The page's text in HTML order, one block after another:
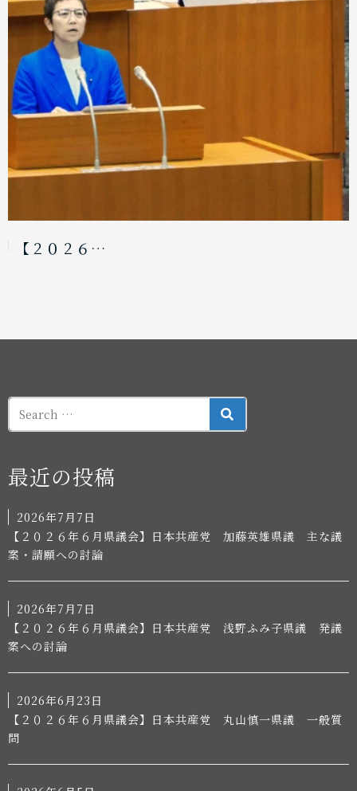
【２０２６…
SEARCH
最近の投稿
2026年7月7日
【２０２６年６月県議会】日本共産党 加藤英雄県議 主な議
案・請願への討論
2026年7月7日
【２０２６年６月県議会】日本共産党 浅野ふみ子県議 発議
案への討論
2026年6月23日
【２０２６年６月県議会】日本共産党 丸山慎一県議 一般質
問